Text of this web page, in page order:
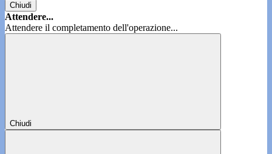
Chiudi
Attendere...
Attendere il completamento dell'operazione...
Chiudi